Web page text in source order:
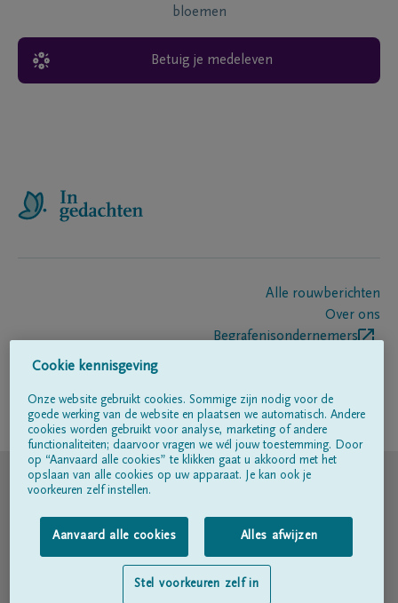
bloemen
Betuig je medeleven
Alle rouwberichten
Over ons
Begrafenisondernemers
Volg ons op
© DELA
Gebruiksvoorwaarden
Privacyverklaring
Toegankelijkheidsverklaring
Cookie kennisgeving
Onze website gebruikt cookies. Sommige zijn nodig voor de
goede werking van de website en plaatsen we automatisch. Andere
cookies worden gebruikt voor analyse, marketing of andere
functionaliteiten; daarvoor vragen we wél jouw toestemming. Door
op “Aanvaard alle cookies” te klikken gaat u akkoord met het
opslaan van alle cookies op uw apparaat. Je kan ook je
voorkeuren zelf instellen.
Aanvaard alle cookies Alles afwijzen
Stel voorkeuren zelf in